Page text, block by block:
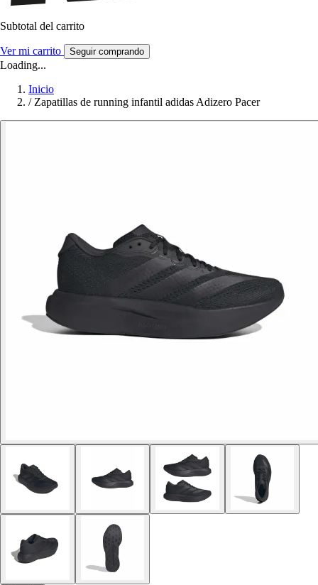
Subtotal del carrito
Ver mi carrito Seguir comprando
Loading...
Inicio
/ Zapatillas de running infantil adidas Adizero Pacer